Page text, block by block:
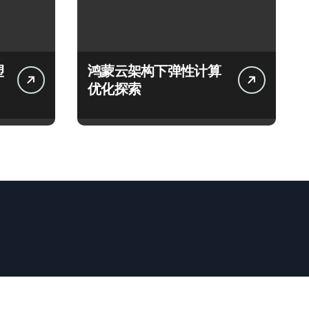
鸿蒙云架构下弹性计算
优化探索